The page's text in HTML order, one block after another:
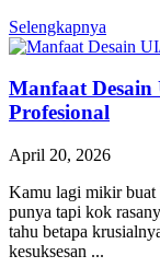
Selengkapnya
Manfaat Desain
Profesional
April 20, 2026
Kamu lagi mikir buat
punya tapi kok
tahu betapa
kesuksesan ...